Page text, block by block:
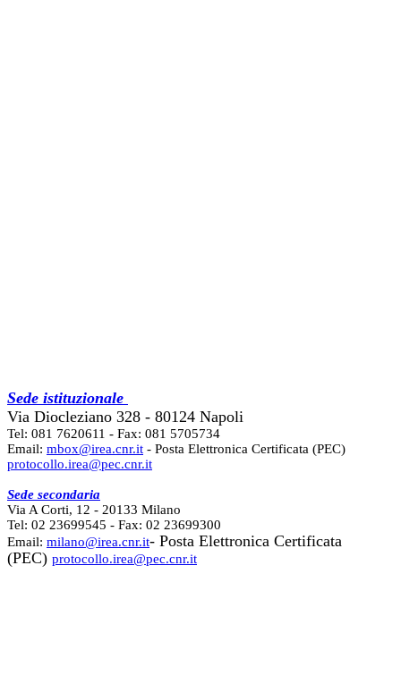
Sede istituzionale
Via Diocleziano 328 - 80124 Napoli
Tel: 081 7620611 - Fax: 081 5705734
Email: mbox@irea.cnr.it - Posta Elettronica Certificata (PEC)
protocollo.irea@pec.cnr.it
Sede secondaria
Via A Corti, 12 - 20133 Milano
Tel: 02 23699545 - Fax: 02 23699300
Email: milano@irea.cnr.it- Posta Elettronica Certificata
(PEC) protocollo.irea@pec.cnr.it